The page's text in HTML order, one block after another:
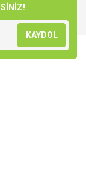
KAYDOL